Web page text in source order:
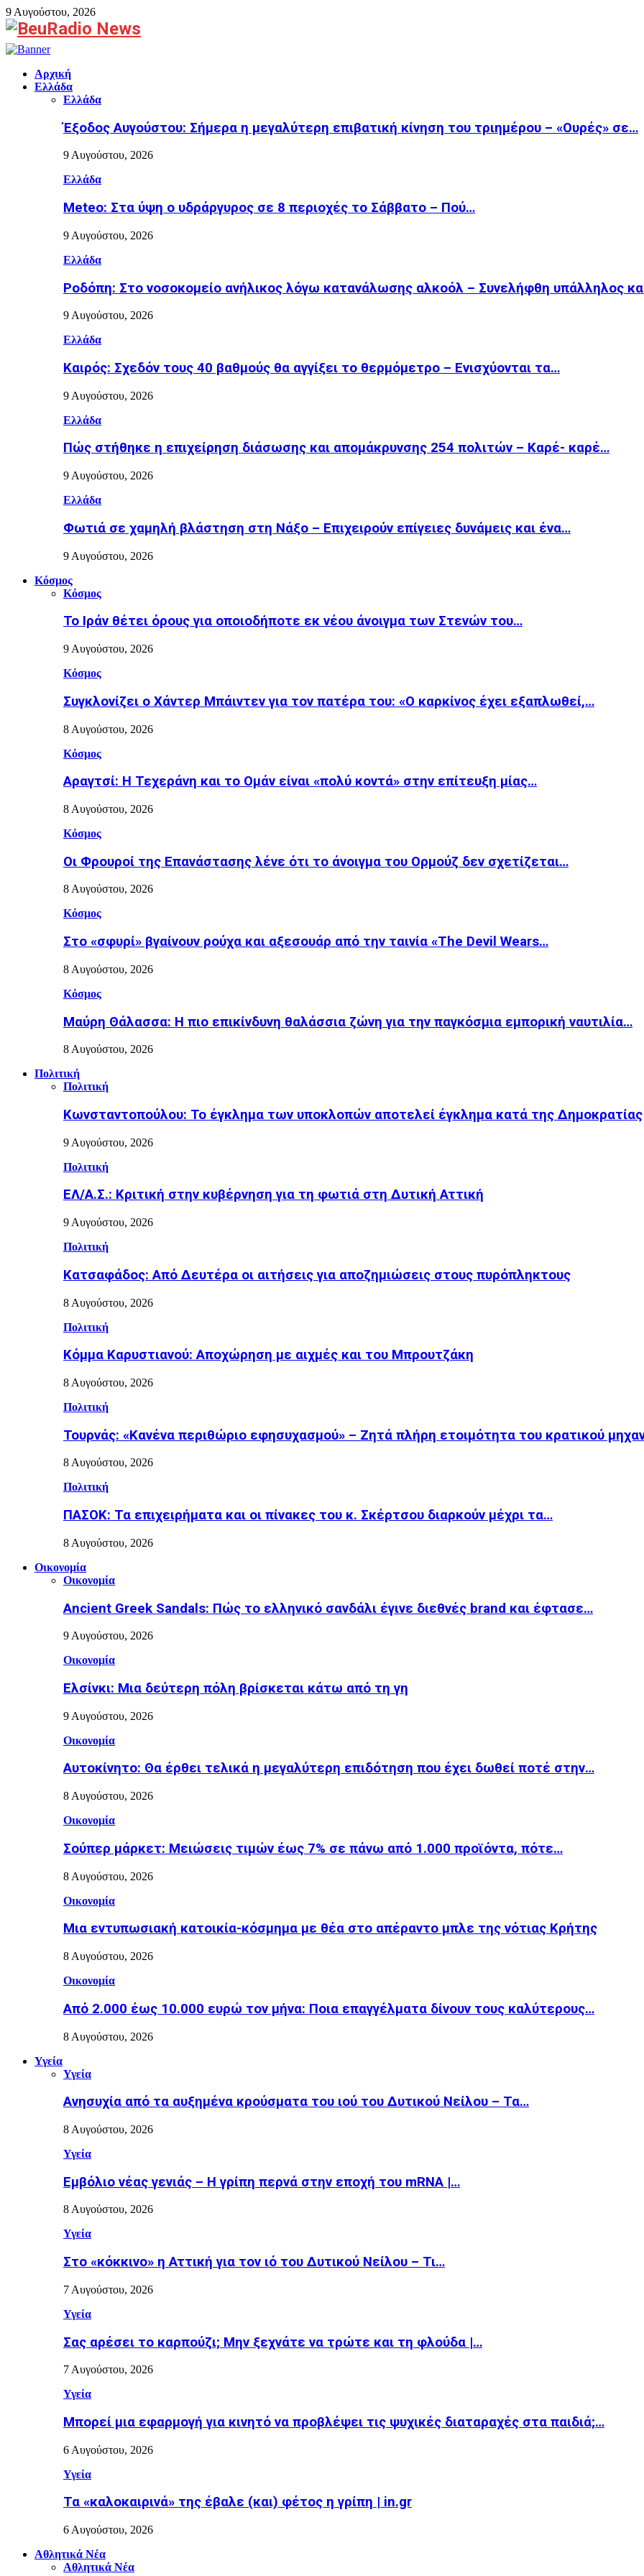
9 Αυγούστου, 2026
Facebook
Αρχική
Ελλάδα
Ελλάδα
Έξοδος Αυγούστου: Σήμερα η μεγαλύτερη επιβατική κίνηση του τριημέρου – «Ουρές» σε…
9 Αυγούστου, 2026
Ελλάδα
Meteo: Στα ύψη ο υδράργυρος σε 8 περιοχές το Σάββατο – Πού…
9 Αυγούστου, 2026
Ελλάδα
Ροδόπη: Στο νοσοκομείο ανήλικος λόγω κατανάλωσης αλκοόλ – Συνελήφθη υπάλληλος
9 Αυγούστου, 2026
Ελλάδα
Καιρός: Σχεδόν τους 40 βαθμούς θα αγγίξει το θερμόμετρο – Ενισχύονται τα…
9 Αυγούστου, 2026
Ελλάδα
Πώς στήθηκε η επιχείρηση διάσωσης και απομάκρυνσης 254 πολιτών – Καρέ- καρέ…
9 Αυγούστου, 2026
Ελλάδα
Φωτιά σε χαμηλή βλάστηση στη Νάξο – Επιχειρούν επίγειες δυνάμεις και ένα…
9 Αυγούστου, 2026
Κόσμος
Κόσμος
Το Ιράν θέτει όρους για οποιοδήποτε εκ νέου άνοιγμα των Στενών του…
9 Αυγούστου, 2026
Κόσμος
Συγκλονίζει ο Χάντερ Μπάιντεν για τον πατέρα του: «Ο καρκίνος έχει εξαπλωθεί,…
8 Αυγούστου, 2026
Κόσμος
Αραγτσί: Η Τεχεράνη και το Ομάν είναι «πολύ κοντά» στην επίτευξη μίας…
8 Αυγούστου, 2026
Κόσμος
Οι Φρουροί της Επανάστασης λένε ότι το άνοιγμα του Ορμούζ δεν σχετίζεται…
8 Αυγούστου, 2026
Κόσμος
Στο «σφυρί» βγαίνουν ρούχα και αξεσουάρ από την ταινία «The Devil Wears…
8 Αυγούστου, 2026
Κόσμος
Μαύρη Θάλασσα: Η πιο επικίνδυνη θαλάσσια ζώνη για την παγκόσμια εμπορική ναυτιλία…
8 Αυγούστου, 2026
Πολιτική
Πολιτική
Κωνσταντοπούλου: Το έγκλημα των υποκλοπών αποτελεί έγκλημα κατά της Δημοκρατίας
9 Αυγούστου, 2026
Πολιτική
ΕΛ/Α.Σ.: Κριτική στην κυβέρνηση για τη φωτιά στη Δυτική Αττική
9 Αυγούστου, 2026
Πολιτική
Κατσαφάδος: Από Δευτέρα οι αιτήσεις για αποζημιώσεις στους πυρόπληκτους
8 Αυγούστου, 2026
Πολιτική
Κόμμα Καρυστιανού: Αποχώρηση με αιχμές και του Μπρουτζάκη
8 Αυγούστου, 2026
Πολιτική
Τουρνάς: «Κανένα περιθώριο εφησυχασμού» – Ζητά πλήρη ετοιμότητα του κρατικού
8 Αυγούστου, 2026
Πολιτική
ΠΑΣΟΚ: Τα επιχειρήματα και οι πίνακες του κ. Σκέρτσου διαρκούν μέχρι τα…
8 Αυγούστου, 2026
Οικονομία
Οικονομία
Ancient Greek Sandals: Πώς το ελληνικό σανδάλι έγινε διεθνές brand και έφτασε…
9 Αυγούστου, 2026
Οικονομία
Ελσίνκι: Mια δεύτερη πόλη βρίσκεται κάτω από τη γη
9 Αυγούστου, 2026
Οικονομία
Αυτοκίνητο: Θα έρθει τελικά η μεγαλύτερη επιδότηση που έχει δωθεί ποτέ στην…
8 Αυγούστου, 2026
Οικονομία
Σούπερ μάρκετ: Μειώσεις τιμών έως 7% σε πάνω από 1.000 προϊόντα, πότε…
8 Αυγούστου, 2026
Οικονομία
Μια εντυπωσιακή κατοικία-κόσμημα με θέα στο απέραντο μπλε της νότιας Κρήτης
8 Αυγούστου, 2026
Οικονομία
Από 2.000 έως 10.000 ευρώ τον μήνα: Ποια επαγγέλματα δίνουν τους καλύτερους…
8 Αυγούστου, 2026
Υγεία
Υγεία
Ανησυχία από τα αυξημένα κρούσματα του ιού του Δυτικού Νείλου – Τα…
8 Αυγούστου, 2026
Υγεία
Εµβόλιο νέας γενιάς – Η γρίπη περνά στην εποχή του mRNA |…
8 Αυγούστου, 2026
Υγεία
Στο «κόκκινο» η Αττική για τον ιό του Δυτικού Νείλου – Τι…
7 Αυγούστου, 2026
Υγεία
Σας αρέσει το καρπούζι; Μην ξεχνάτε να τρώτε και τη φλούδα |…
7 Αυγούστου, 2026
Υγεία
Μπορεί μια εφαρμογή για κινητό να προβλέψει τις ψυχικές διαταραχές στα παιδιά;…
6 Αυγούστου, 2026
Υγεία
Τα «καλοκαιρινά» της έβαλε (και) φέτος η γρίπη | in.gr
6 Αυγούστου, 2026
Αθλητικά Νέα
Αθλητικά Νέα